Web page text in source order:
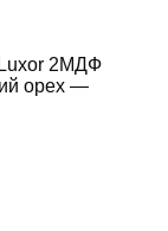
2МДФ
орех —